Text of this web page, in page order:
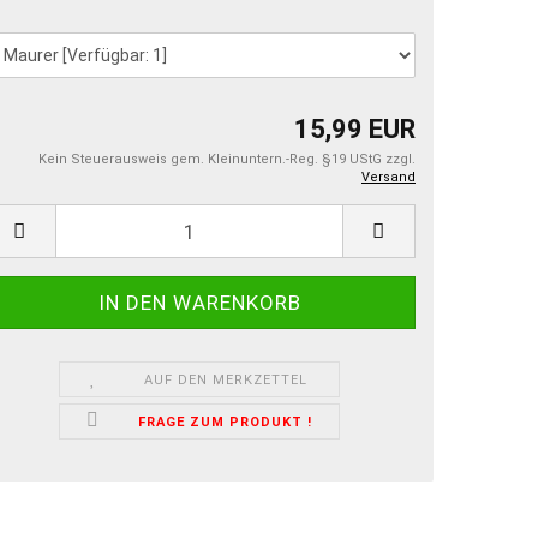
15,99 EUR
Kein Steuerausweis gem. Kleinuntern.-Reg. §19 UStG zzgl.
Versand
AUF DEN MERKZETTEL
FRAGE ZUM PRODUKT !